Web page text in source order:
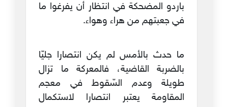
باردو المضحكة في انتظار أن يفرغوا ما
في جعبتهم من هراء وهواء.
ما حدث بالأمس لم يكن انتصارا جليّا
بالضربة القاضية، فالمعركة ما تزال
طويلة وعدم السّقوط في معجم
المقاومة يعتبر انتصارا لاستكمال